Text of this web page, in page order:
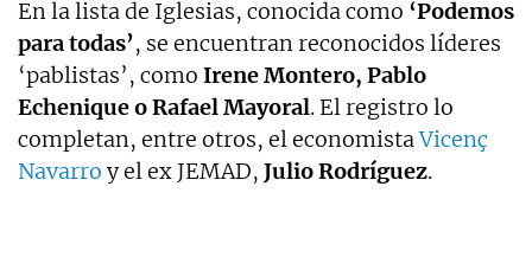
En la lista de Iglesias, conocida como ‘Podemos
para todas’, se encuentran reconocidos líderes
‘pablistas’, como Irene Montero, Pablo
Echenique o Rafael Mayoral. El registro lo
completan, entre otros, el economistaVicenç
Navarro y el ex JEMAD, Julio Rodríguez.